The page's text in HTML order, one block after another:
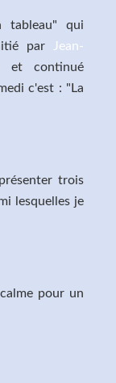
tableau" qui
par
Jean-
et continué
c'est : "La
trois
lesquelles je
pour un